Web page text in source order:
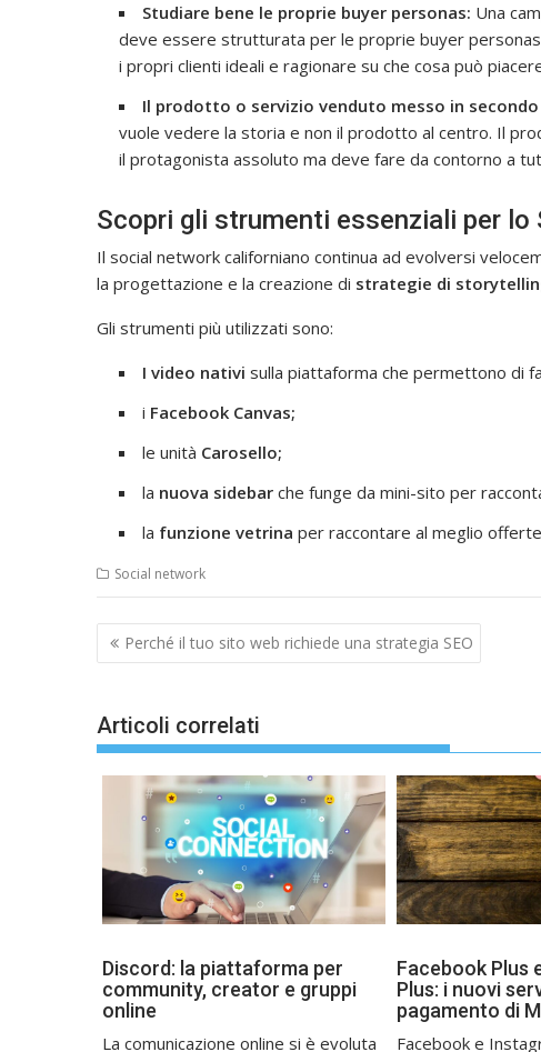
Studiare bene le proprie buyer personas: Una
deve essere strutturata per le proprie buyer
i propri clienti ideali e ragionare su che cosa può
Il prodotto o servizio venduto messo in secondo
vuole vedere la storia e non il prodotto al centro. Il
il protagonista assoluto ma deve fare da contorno a
Scopri gli strumenti essenziali per
Il social network californiano continua ad evolversi
la progettazione e la creazione di strategie di
Gli strumenti più utilizzati sono:
I video nativi sulla piattaforma che permettono di
i Facebook Canvas;
le unità Carosello;
la nuova sidebar che funge da mini-sito per
la funzione vetrina per raccontare al meglio
Social network
Navigazione
articoli
Perché il tuo sito web richiede una strategia SEO
Articoli correlati
Discord: la piattaforma per
community, creator e gruppi
online
La comunicazione online si è evoluta
Facebook Plus
Plus: i nuovi
pagamento di
Facebook e